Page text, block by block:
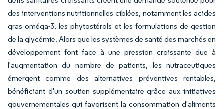
des interventions nutritionnelles ciblées, notamment les acides
gras oméga-3, les phytostérols et les formulations de gestion
de la glycémie. Alors que les systèmes de santé des marchés en
développement font face à une pression croissante due à
l'augmentation du nombre de patients, les nutraceutiques
émergent comme des alternatives préventives rentables,
bénéficiant d'un soutien supplémentaire grâce aux initiatives
gouvernementales qui favorisent la consommation d'aliments